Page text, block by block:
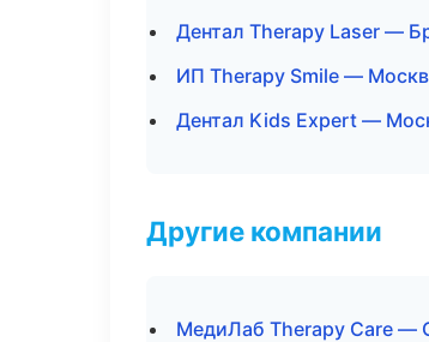
Дентал Therapy Laser —
ИП Therapy Smile —
Дентал Kids Expert —
Другие компании
МедиЛаб Therapy Care —